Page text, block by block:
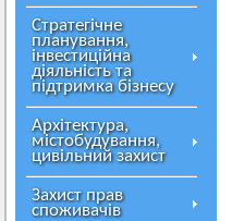
Стратегічне
планування,
інвестиційна
діяльність та
підтримка бізнесу
Архітектура,
містобудування,
цивільний захист
Захист прав
споживачів